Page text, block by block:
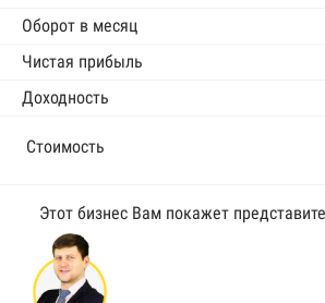
Оборот в месяц
Чистая прибыль
Доходность
Стоимость
Этот бизнес Вам покажет